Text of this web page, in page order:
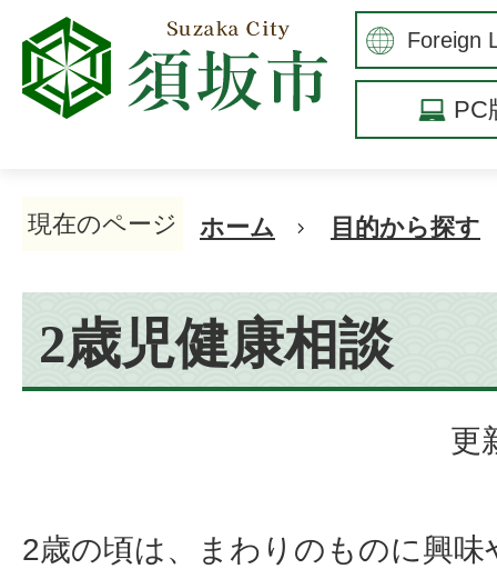
PC
現在のページ ホーム 目的から探す
2歳児健康相談
更
2歳の頃は、まわりのものに興味